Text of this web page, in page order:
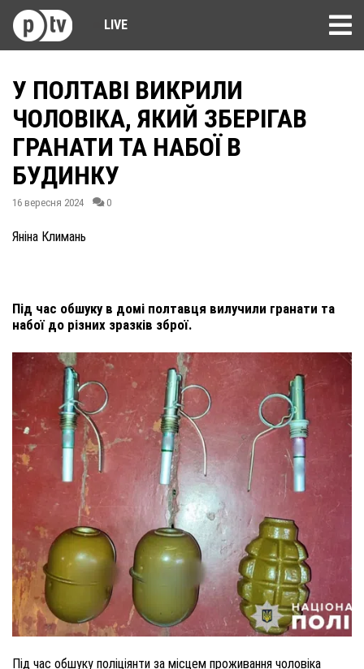
LIVE
У ПОЛТАВІ ВИКРИЛИ
ЧОЛОВІКА, ЯКИЙ ЗБЕРІГАВ
ГРАНАТИ ТА НАБОЇ В
БУДИНКУ
16 вересня 2024 0
Яніна Климань
Під час обшуку в домі полтавця вилучили гранати та
набої до різних зразків зброї.
Під час обшуку поліціянти за місцем проживання чоловіка